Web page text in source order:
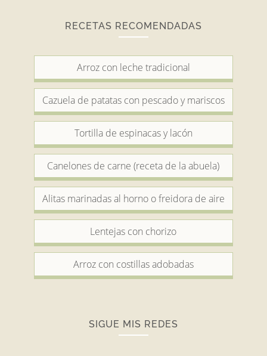
RECETAS RECOMENDADAS
Arroz con leche tradicional
Cazuela de patatas con pescado y mariscos
Tortilla de espinacas y lacón
Canelones de carne (receta de la abuela)
Alitas marinadas al horno o freidora de aire
Lentejas con chorizo
Arroz con costillas adobadas
SIGUE MIS REDES